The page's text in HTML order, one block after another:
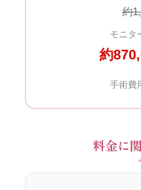
約
モニタ
約
手術費
料金に